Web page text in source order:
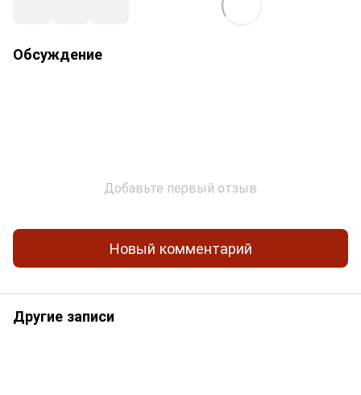
Обсуждение
Добавьте первый отзыв
Новый комментарий
Другие записи